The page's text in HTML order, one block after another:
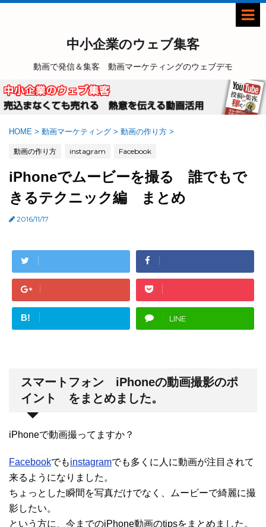
中小企業のウェブ集客
動画で発信＆集客 動画マーケティングのウェブデモ
HOME > 動画マーケティング > 動画の作り方 >
動画の作り方 instagram Facebook
iPhoneでムービーを撮る 誰でもで
きるテクニック編 まとめ
2016/11/17
B! LINE
スマートフォン iPhoneの動画撮影のポ
イント をまとめました。
iPhoneで動画撮ってますか？
Facebookでもinstagramでも多くに人に動画が注目されて
来るようになりました。
ちょっとした瞬間を写真だけでなく、ムービーで綺麗に撮
影したい。
という方に、今までのiPhone動画のtipsをまとめました。